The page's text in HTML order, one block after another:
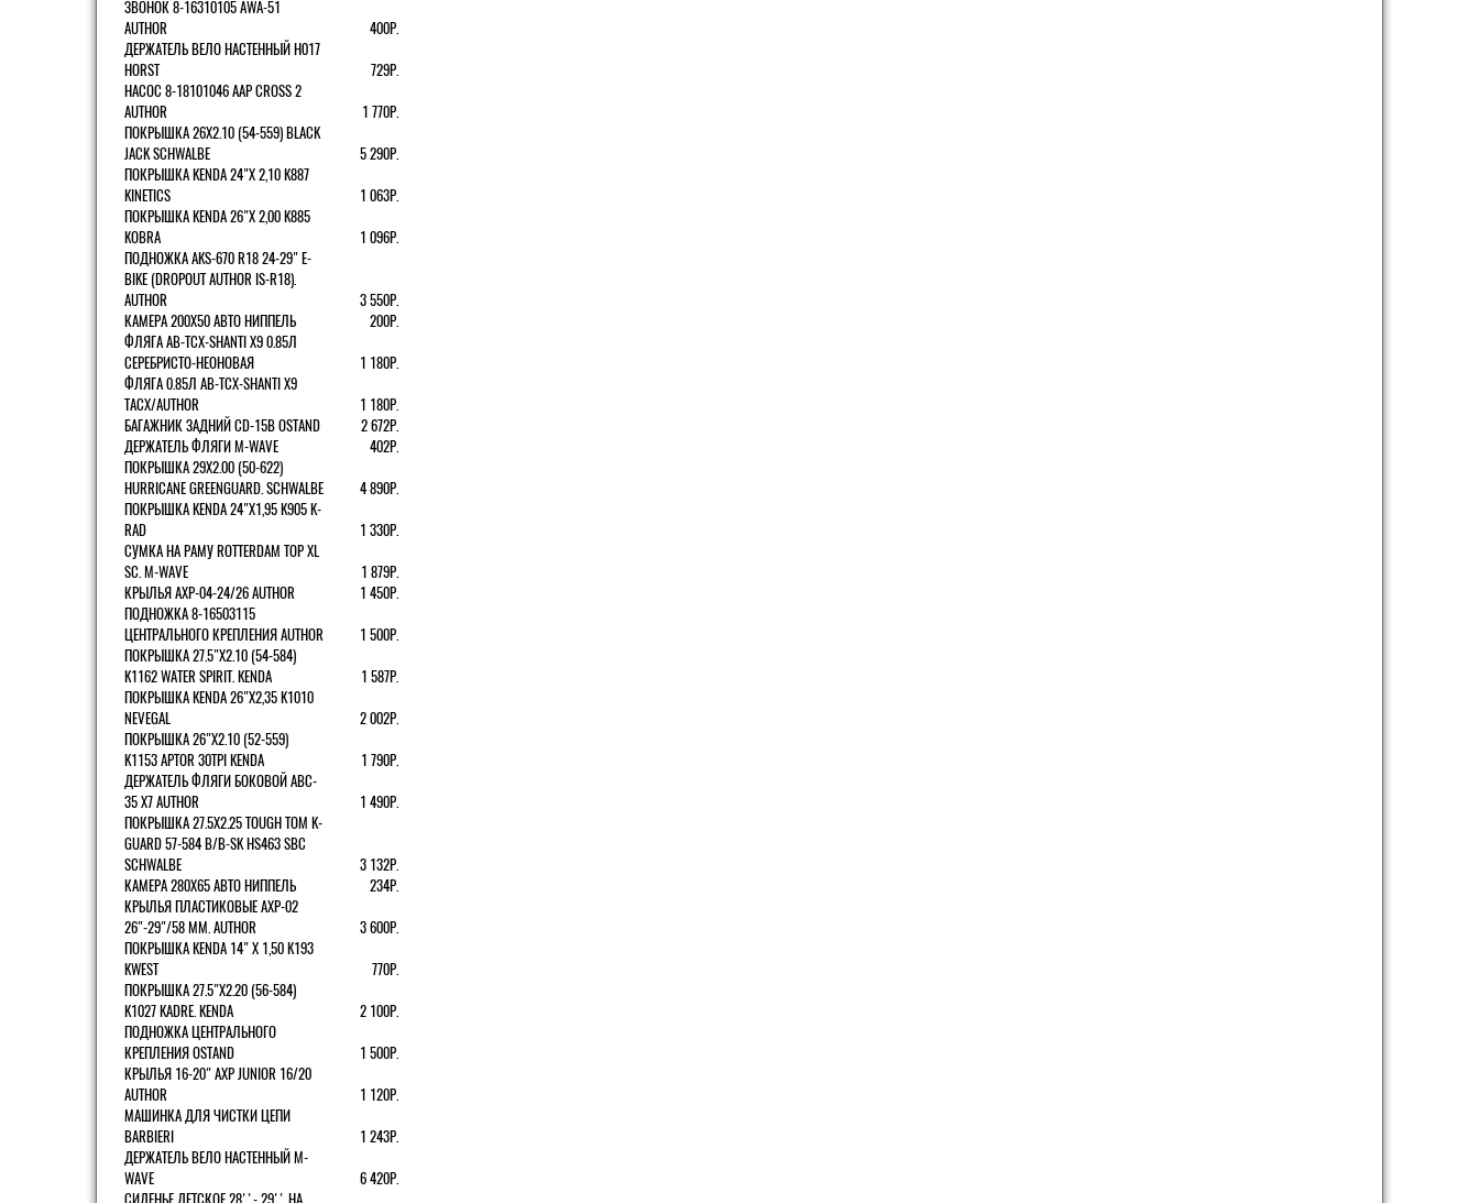
ЗВОНОК 8-16310105 AWA-51
AUTHOR
400Р.
ДЕРЖАТЕЛЬ ВЕЛО НАСТЕННЫЙ H017
HORST
729Р.
НАСОС 8-18101046 AAP CROSS 2
AUTHOR
1 770Р.
ПОКРЫШКА 26X2.10 (54-559) BLACK
JACK SCHWALBE
5 290Р.
ПОКРЫШКА KENDA 24"Х 2,10 K887
KINETICS
1 063Р.
ПОКРЫШКА KENDA 26"Х 2,00 K885
KOBRA
1 096Р.
ПОДНОЖКА AKS-670 R18 24-29" E-
BIKE (DROPOUT AUTHOR IS-R18).
AUTHOR
3 550Р.
КАМЕРА 200Х50 АВТО НИППЕЛЬ
200Р.
ФЛЯГА AB-TCX-SHANTI X9 0.85Л
СЕРЕБРИСТО-НЕОНОВАЯ
1 180Р.
ФЛЯГА 0.85Л AB-TCX-SHANTI X9
TACX/AUTHOR
1 180Р.
БАГАЖНИК ЗАДНИЙ CD-15B OSTAND
2 672Р.
ДЕРЖАТЕЛЬ ФЛЯГИ M-WAVE
402Р.
ПОКРЫШКА 29X2.00 (50-622)
HURRICANE GREENGUARD. SCHWALBE
4 890Р.
ПОКРЫШКА KENDA 24"Х1,95 K905 K-
RAD
1 330Р.
СУМКА НА РАМУ ROTTERDAM TOP XL
SC. M-WAVE
1 879Р.
КРЫЛЬЯ AXP-04-24/26 AUTHOR
1 450Р.
ПОДНОЖКА 8-16503115
ЦЕНТРАЛЬНОГО КРЕПЛЕНИЯ AUTHOR
1 500Р.
ПОКРЫШКА 27.5"Х2.10 (54-584)
K1162 WATER SPIRIT. KENDA
1 587Р.
ПОКРЫШКА KENDA 26"Х2,35 K1010
NEVEGAL
2 002Р.
ПОКРЫШКА 26"Х2.10 (52-559)
K1153 APTOR 30TPI KENDA
1 790Р.
ДЕРЖАТЕЛЬ ФЛЯГИ БОКОВОЙ ABC-
35 X7 AUTHOR
1 490Р.
ПОКРЫШКА 27.5X2.25 TOUGH TOM K-
GUARD 57-584 B/B-SK HS463 SBC
SCHWALBE
3 132Р.
КАМЕРА 280Х65 АВТО НИППЕЛЬ
234Р.
КРЫЛЬЯ ПЛАСТИКОВЫЕ AXP-02
26"-29"/58 ММ. AUTHOR
3 600Р.
ПОКРЫШКА KENDA 14" Х 1,50 K193
KWEST
770Р.
ПОКРЫШКА 27.5"Х2.20 (56-584)
K1027 KADRE. KENDA
2 100Р.
ПОДНОЖКА ЦЕНТРАЛЬНОГО
КРЕПЛЕНИЯ OSTAND
1 500Р.
КРЫЛЬЯ 16-20" AXP JUNIOR 16/20
AUTHOR
1 120Р.
МАШИНКА ДЛЯ ЧИСТКИ ЦЕПИ
BARBIERI
1 243Р.
ДЕРЖАТЕЛЬ ВЕЛО НАСТЕННЫЙ M-
WAVE
6 420Р.